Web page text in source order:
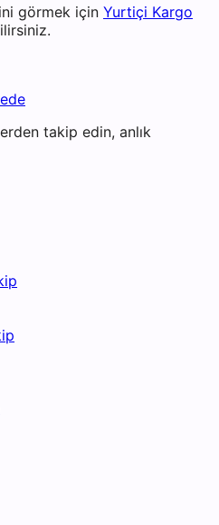
görmek için Yurtiçi Kargo
takip edin, anlık